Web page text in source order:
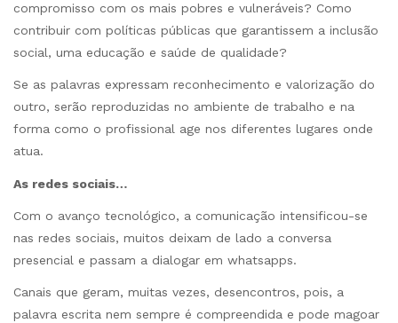
compromisso com os mais pobres e vulneráveis? Como
contribuir com políticas públicas que garantissem a inclusão
social, uma educação e saúde de qualidade?
Se as palavras expressam reconhecimento e valorização do
outro, serão reproduzidas no ambiente de trabalho e na
forma como o profissional age nos diferentes lugares onde
atua.
As redes sociais…
Com o avanço tecnológico, a comunicação intensificou-se
nas redes sociais, muitos deixam de lado a conversa
presencial e passam a dialogar em whatsapps.
Canais que geram, muitas vezes, desencontros, pois, a
palavra escrita nem sempre é compreendida e pode magoar